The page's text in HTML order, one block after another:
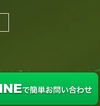
続手続き
・トラブル